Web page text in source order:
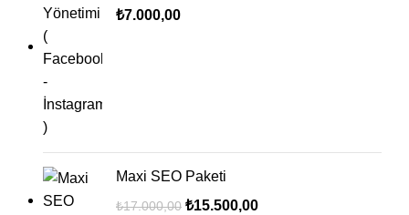
₺7.000,00
Maxi SEO Paketi
₺17.000,00 ₺15.500,00